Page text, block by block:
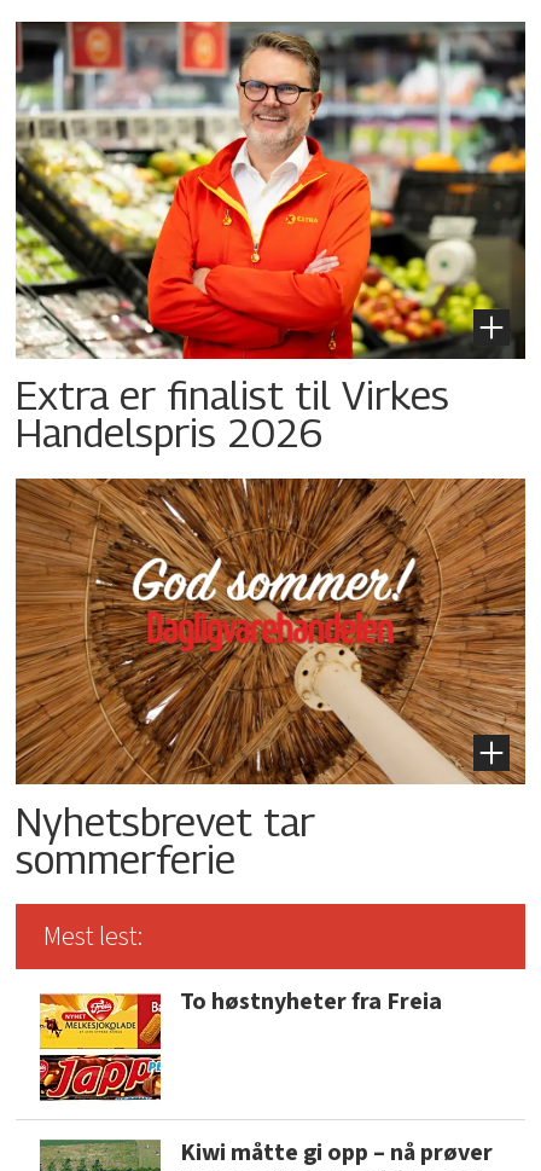
Extra er finalist til Virkes
Handelspris 2026
Nyhetsbrevet tar
sommerferie
Mest lest:
To høstnyheter fra Freia
Kiwi måtte gi opp – nå prøver